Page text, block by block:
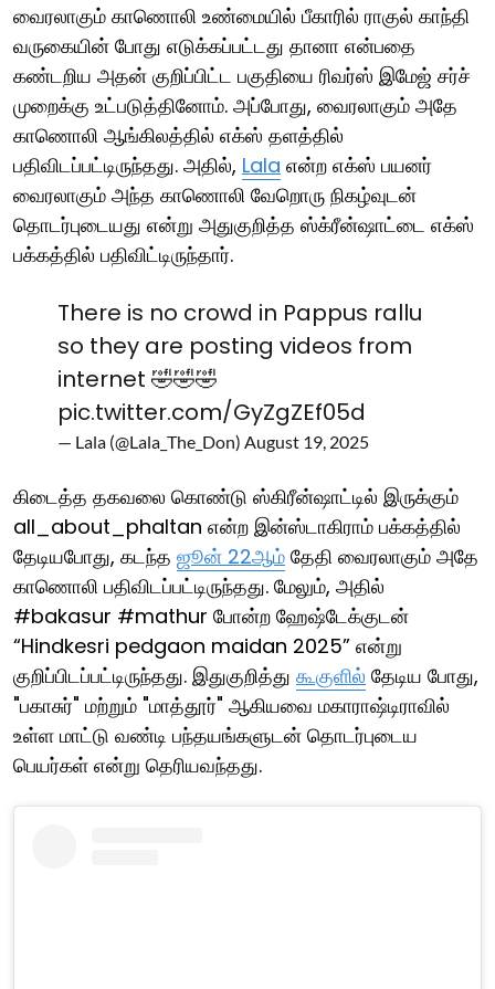
வைரலாகும் காணொலி உண்மையில் பீகாரில் ராகுல் காந்தி
வருகையின் போது எடுக்கப்பட்டது தானா என்பதை
கண்டறிய அதன் குறிப்பிட்ட பகுதியை ரிவர்ஸ் இமேஜ் சர்ச்
முறைக்கு உட்படுத்தினோம். அப்போது, வைரலாகும் அதே
காணொலி ஆங்கிலத்தில் எக்ஸ் தளத்தில்
பதிவிடப்பட்டிருந்தது. அதில், Lala என்ற எக்ஸ் பயனர்
வைரலாகும் அந்த காணொலி வேறொரு நிகழ்வுடன்
தொடர்புடையது என்று அதுகுறித்த ஸ்க்ரீன்ஷாட்டை எக்ஸ்
பக்கத்தில் பதிவிட்டிருந்தார்.
There is no crowd in Pappus rallu
so they are posting videos from
internet 🤣🤣🤣
pic.twitter.com/GyZgZEf05d
— Lala (@Lala_The_Don) August 19, 2025
கிடைத்த தகவலை கொண்டு ஸ்கிரீன்ஷாட்டில் இருக்கும்
all_about_phaltan என்ற இன்ஸ்டாகிராம் பக்கத்தில்
தேடியபோது, கடந்த ஜூன் 22ஆம் தேதி வைரலாகும் அதே
காணொலி பதிவிடப்பட்டிருந்தது. மேலும், அதில்
#bakasur #mathur போன்ற ஹேஷ்டேக்குடன்
“Hindkesri pedgaon maidan 2025” என்று
குறிப்பிடப்பட்டிருந்தது. இதுகுறித்து கூகுளில் தேடிய போது,
"பகாசுர்" மற்றும் "மாத்தூர்" ஆகியவை மகாராஷ்டிராவில்
உள்ள மாட்டு வண்டி பந்தயங்களுடன் தொடர்புடைய
பெயர்கள் என்று தெரியவந்தது.